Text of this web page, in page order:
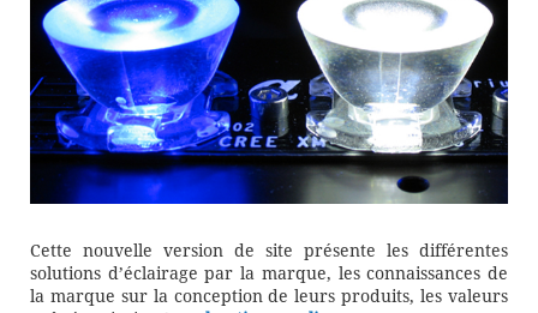
Cette nouvelle version de site présente les différentes
solutions d’éclairage par la marque, les connaissances de
la marque sur la conception de leurs produits, les valeurs